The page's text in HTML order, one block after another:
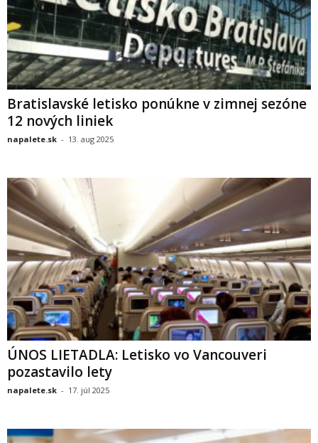
Bratislavské letisko ponúkne v zimnej sezóne
12 nových liniek
napalete.sk - 13. aug 2025
ÚNOS LIETADLA: Letisko vo Vancouveri
pozastavilo lety
napalete.sk - 17. júl 2025